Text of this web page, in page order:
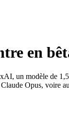
en
un modèle de
Opus, voire